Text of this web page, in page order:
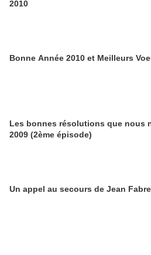
2010
Bonne Année 2010 et Meilleurs
Les bonnes résolutions que nous
2009 (2ème épisode)
Un appel au secours de Jean Fabre